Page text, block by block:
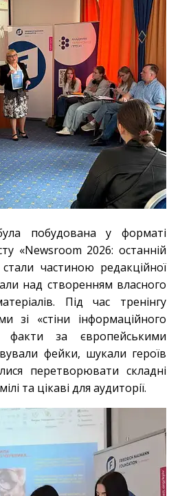
побудована у форматі
«Newsroom 2026: останній
частиною редакційної
над створенням власного
Під час тренінгу
зі «стіни інформаційного
факти за європейськими
фейки, шукали героїв
перетворювати складні
та цікаві для аудиторії.